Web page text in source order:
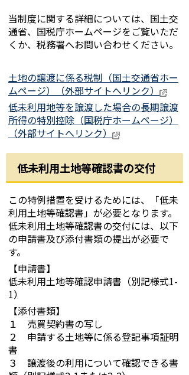
当制度に関する詳細については、国土交
通省、国税庁ホームページをご覧いただ
くか、税務署へお問い合わせください。
土地の譲渡に係る税制（国土交通省ホー
ムページ）（外部サイトへリンク）
低未利用地等を譲渡した場合の長期譲渡
所得の特別控除（国税庁ホームページ）
（外部サイトへリンク）
低未利用土地等確認書の交付
この特例措置を受けるためには、「低未
利用土地等確認書」が必要となります。
低未利用土地等確認書の交付には、以下
の申請書及び添付書類の提出が必要で
す。
【申請書】
低未利用土地等確認申請書（別記様式1-
1）
【添付書類】
１ 売買契約書の写し
２ 申請する土地等に係る登記事項証明
書
３ 譲渡後の利用について確認できる書